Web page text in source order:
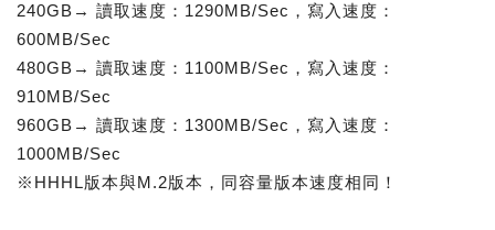
240GB→ 讀取速度：1290MB/Sec，寫入速度：
600MB/Sec
480GB→ 讀取速度：1100MB/Sec，寫入速度：
910MB/Sec
960GB→ 讀取速度：1300MB/Sec，寫入速度：
1000MB/Sec
※HHHL版本與M.2版本，同容量版本速度相同！